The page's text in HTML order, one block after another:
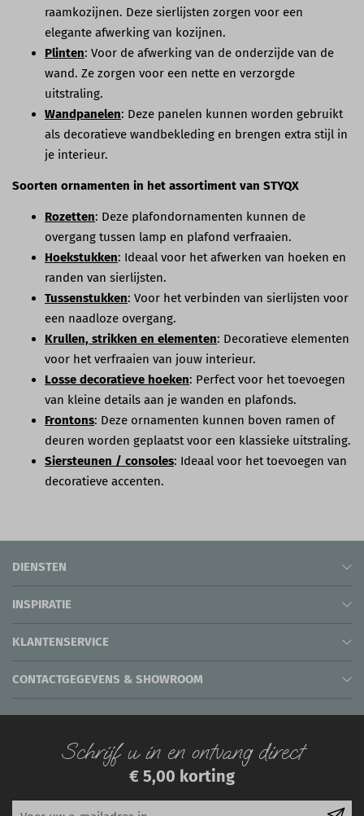
raamkozijnen. Deze sierlijsten zorgen voor een
elegante afwerking van kozijnen.
Plinten: Voor de afwerking van de onderzijde van de
wand. Ze zorgen voor een nette en verzorgde
uitstraling.
Wandpanelen: Deze panelen kunnen worden gebruikt
als decoratieve wandbekleding en brengen extra stijl in
je interieur.
Soorten ornamenten in het assortiment van STYQX
Rozetten: Deze plafondornamenten kunnen de
overgang tussen lamp en plafond verfraaien.
Hoekstukken: Ideaal voor het afwerken van hoeken en
randen van sierlijsten.
Tussenstukken: Voor het verbinden van sierlijsten voor
een naadloze overgang.
Krullen, strikken en elementen: Decoratieve elementen
voor het verfraaien van jouw interieur.
Losse decoratieve hoeken: Perfect voor het toevoegen
van kleine details aan je wanden en plafonds.
Frontons: Deze ornamenten kunnen boven ramen of
deuren worden geplaatst voor een klassieke uitstraling.
Siersteunen / consoles: Ideaal voor het toevoegen van
decoratieve accenten.
DIENSTEN
INSPIRATIE
KLANTENSERVICE
CONTACTGEGEVENS & SHOWROOM
Schrijf u in en ontvang direct
€ 5,00 korting